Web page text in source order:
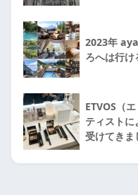
2023年
ろへは行け
ETVOS（
ティスト
受けてきま